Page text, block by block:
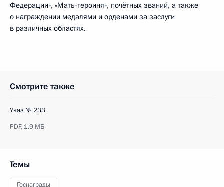
Федерации», «Мать-героиня», почётных званий, а также
о награждении медалями и орденами за заслуги
в различных областях.
Смотрите также
Указ № 233
PDF, 1.9 МБ
Темы
Госнаграды